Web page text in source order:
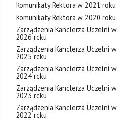
Komunikaty Rektora w 2021 roku
Komunikaty Rektora w 2020 roku
Zarządzenia Kanclerza Uczelni w
2026 roku
Zarządzenia Kanclerza Uczelni w
2025 roku
Zarządzenia Kanclerza Uczelni w
2024 roku
Zarządzenia Kanclerza Uczelni w
2023 roku
Zarządzenia Kanclerza Uczelni w
2022 roku